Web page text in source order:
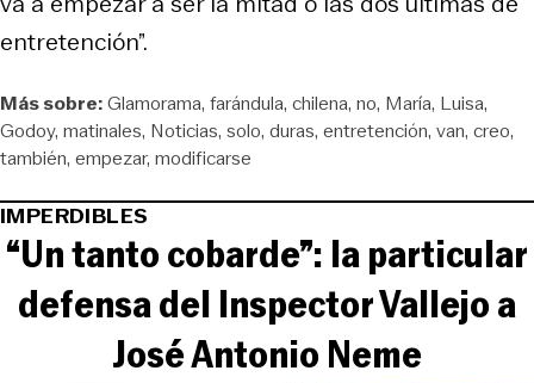
entretención”.
Más sobre:Glamorama farándula chilena no María Luisa
Godoy matinales Noticias solo duras entretención van creo
también empezar modificarse
IMPERDIBLES
“Un tanto cobarde”: la particular
defensa del Inspector Vallejo a
José Antonio Neme